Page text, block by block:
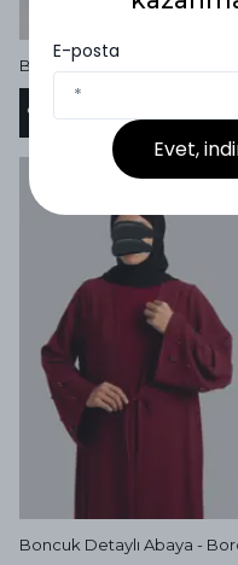
Boncuk Detaylı Abaya - Siyah
% ₺ 3,749.99
Boncuk Detaylı Abaya -
E-posta
Evet,